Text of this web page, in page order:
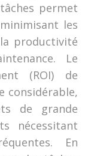
permet
les
productivité
Le
(ROI) de
considérable,
de grande
nécessitant
En